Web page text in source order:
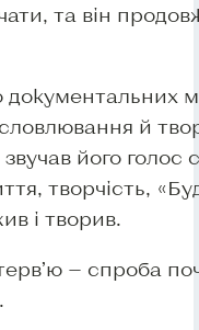
та він
й
його голос
творчість,
і творив.
— спроба